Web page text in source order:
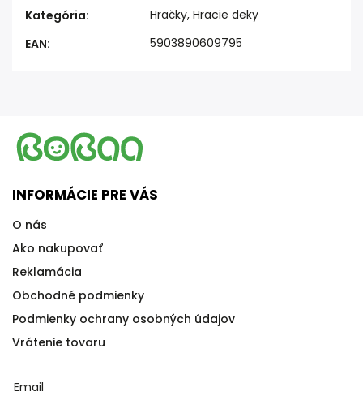
Kategória:
Hračky, Hracie deky
EAN: 5903890609795
INFORMÁCIE PRE VÁS
O nás
Ako nakupovať
Reklamácia
Obchodné podmienky
Podmienky ochrany osobných údajov
Vrátenie tovaru
Email